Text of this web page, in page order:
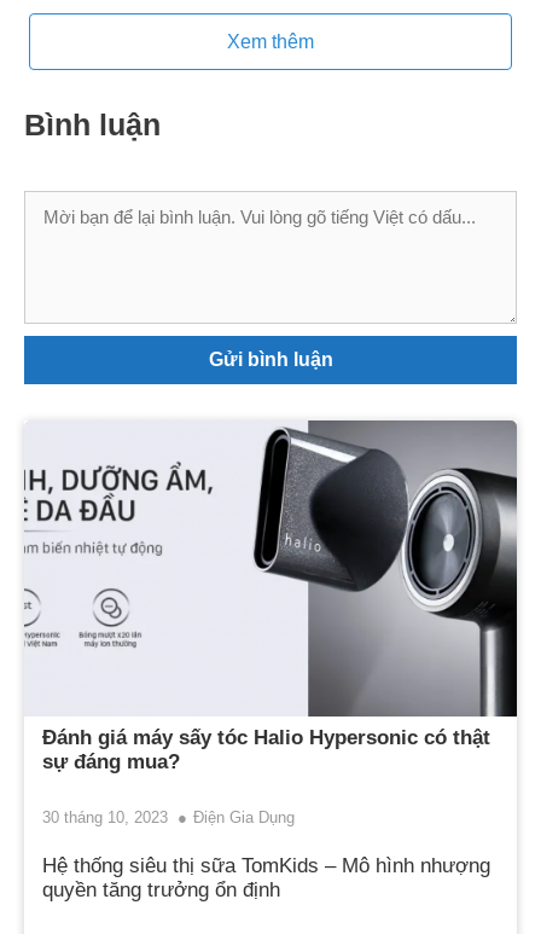
Xem thêm
Bình luận
Bình
Đánh giá máy sấy tóc Halio Hypersonic có thật
sự đáng mua?
30 tháng 10, 2023 Điện Gia Dụng
Hệ thống siêu thị sữa TomKids – Mô hình nhượng
quyền tăng trưởng ổn định